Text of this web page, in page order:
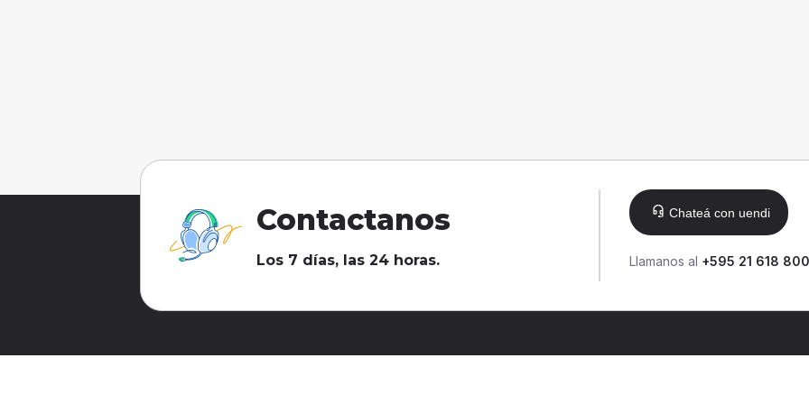
Contactanos
Los 7 días, las 24 horas.
Chateá con uendi
Llamanos al +595 21 618